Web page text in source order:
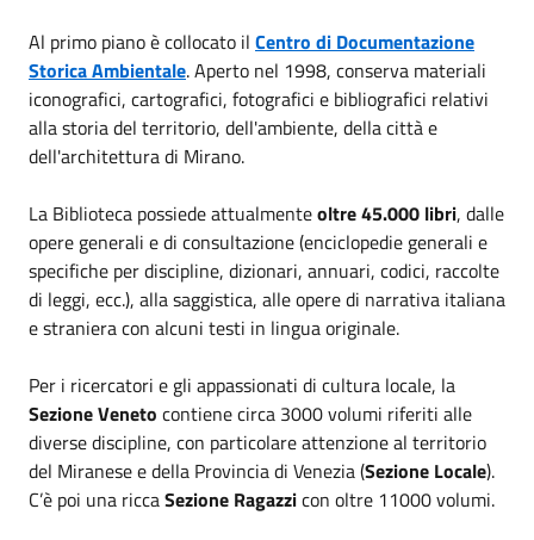
Al primo piano è collocato il Centro di Documentazione
Storica Ambientale. Aperto nel 1998, conserva materiali
iconografici, cartografici, fotografici e bibliografici relativi
alla storia del territorio, dell'ambiente, della città e
dell'architettura di Mirano.
La Biblioteca possiede attualmenteoltre 45.000 libri, dalle
opere generali e di consultazione (enciclopedie generali e
specifiche per discipline, dizionari, annuari, codici, raccolte
di leggi, ecc.), alla saggistica, alle opere di narrativa italiana
e straniera con alcuni testi in lingua originale.
Per i ricercatori e gli appassionati di cultura locale, la
Sezione Veneto contiene circa 3000 volumi riferiti alle
diverse discipline, con particolare attenzione al territorio
del Miranese e della Provincia di Venezia (Sezione Locale).
C’è poi una riccaSezione Ragazzicon oltre 11000 volumi.